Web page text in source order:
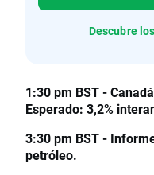
Descubre
1:30 pm BST -
Esperado: 3,2%
3:30 pm BST -
petróleo.